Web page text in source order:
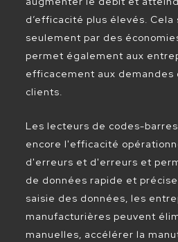
d’efficacité plus élevés. Cela
seulement par des
permet également aux
efficacement aux demandes
clients.
Les lecteurs de codes-
encore l'efficacité
d'erreurs et d'erreurs et
de données rapide et
saisie des données, les
manufacturières peuvent
manuelles, accélérer la